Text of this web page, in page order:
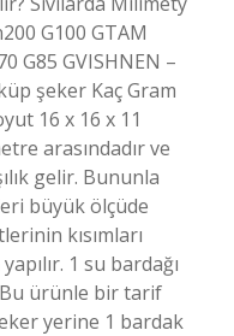
G100 GTAM
G85 GVISHNEN –
şeker Kaç Gram
16 x 16 x 11
arasındadır ve
gelir. Bununla
büyük ölçüde
kısımları
1 su bardağı
Bu ürünle bir tarif
yerine 1 bardak